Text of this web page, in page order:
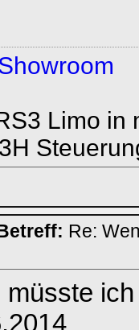
Limo in
Re:
müsste